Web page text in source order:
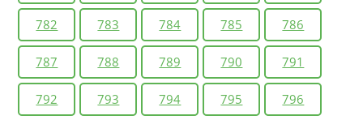
782 783 784 785 786
787 788 789 790 791
792 793 794 795 796